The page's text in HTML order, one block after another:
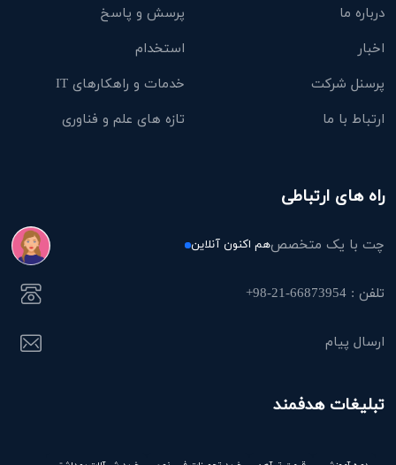
درباره ما
پرسش و پاسخ
اخبار
استخدام
پرسنل شرکت
خدمات و راهکارهای IT
ارتباط با ما
تازه های علم و فناوری
راه های ارتباطی
چت با یک متخصصهم اکنون آنلاین
تلفن : 66873954-21-98+
ارسال پیام
تبلیغات هدفمند